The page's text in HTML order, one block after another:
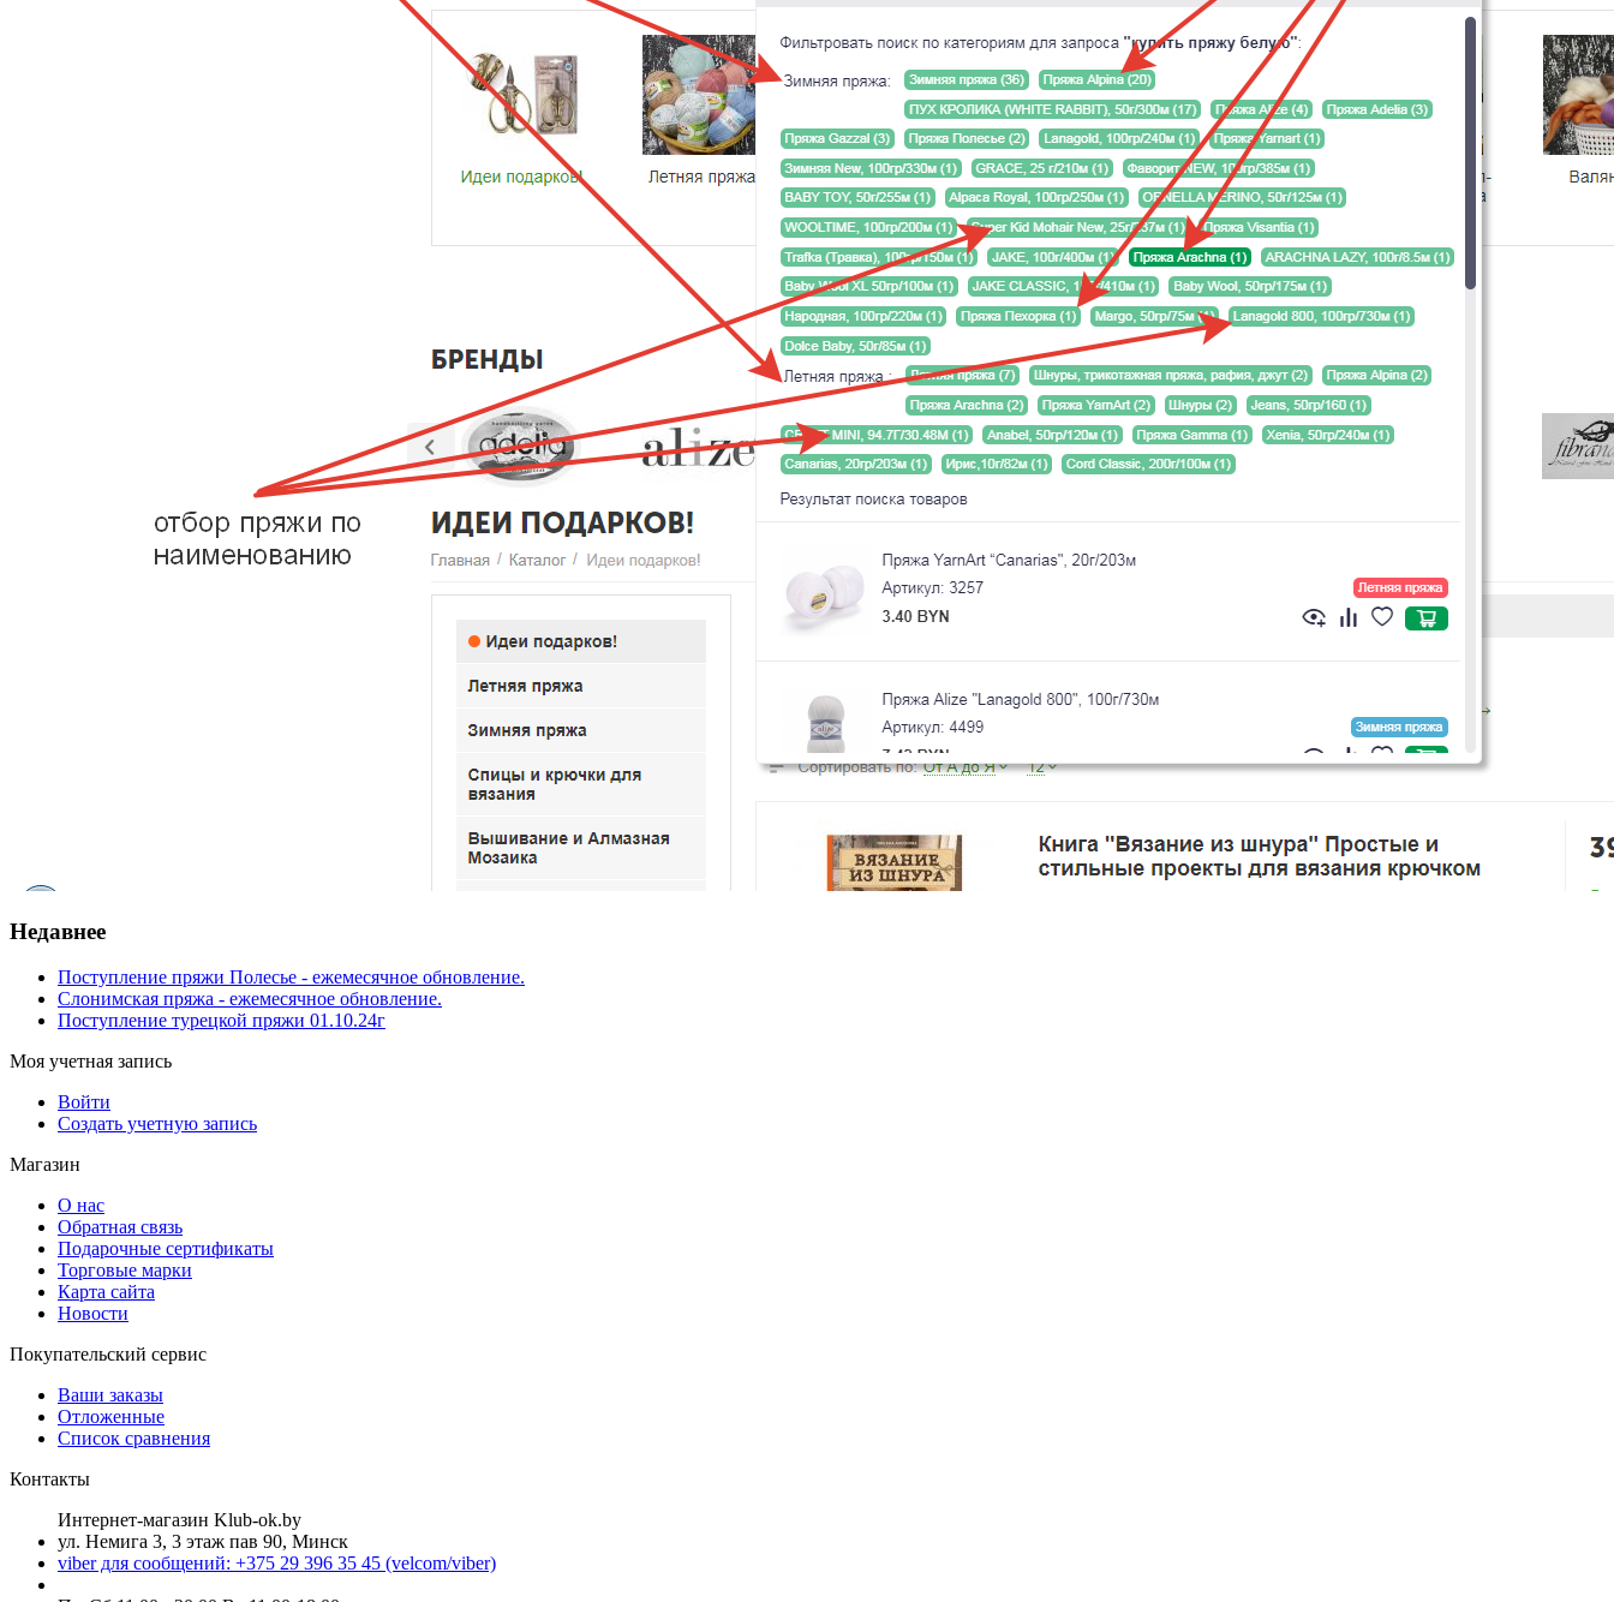
Недавнее
Поступление пряжи Полесье - ежемесячное обновление.
Слонимская пряжа - ежемесячное обновление.
Поступление турецкой пряжи 01.10.24г
Моя учетная запись
Войти
Создать учетную запись
Магазин
О нас
Обратная связь
Подарочные сертификаты
Торговые марки
Карта сайта
Новости
Покупательский сервис
Ваши заказы
Отложенные
Список сравнения
Контакты
Интернет-магазин Klub-ok.by
ул. Немига 3, 3 этаж пав 90, Минск
viber для сообщений: +375 29 396 35 45 (velcom/viber)